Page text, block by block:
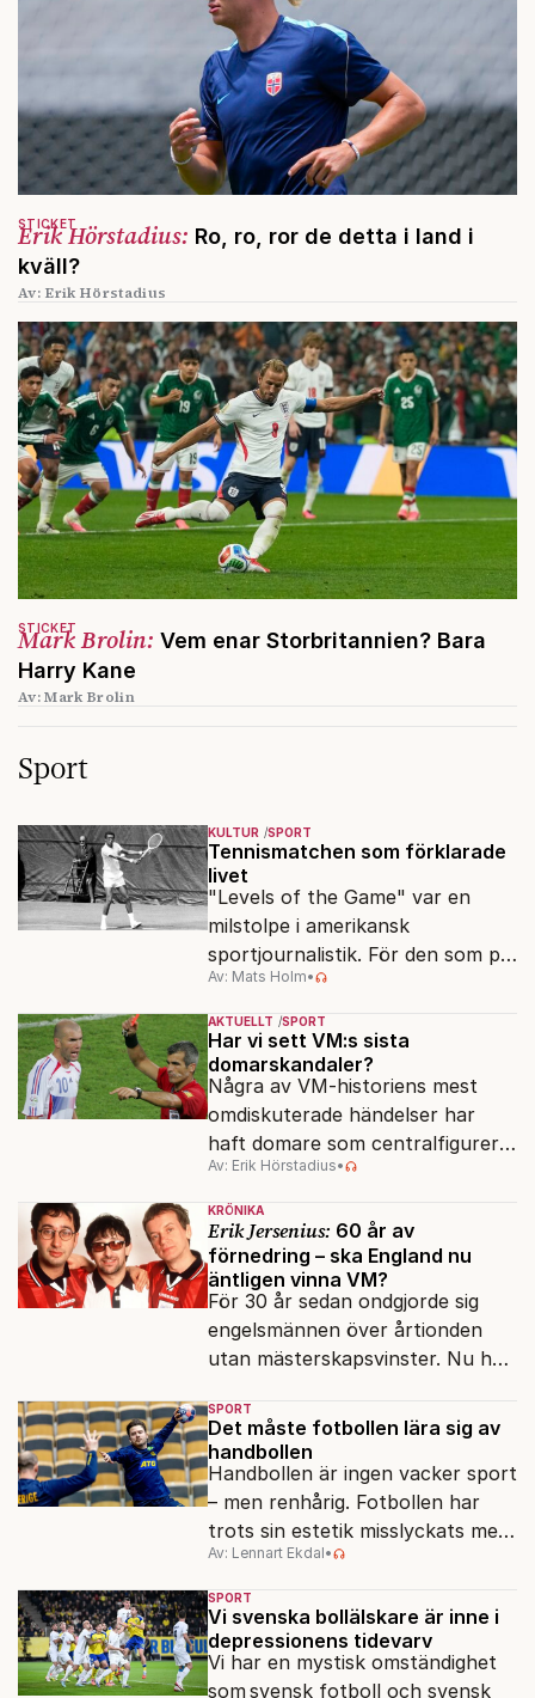
Erik Hörstadius: Ro, ro, ror de detta i land i
kväll?
STICKET
Av: Erik Hörstadius
Mark Brolin: Vem enar Storbritannien? Bara
Harry Kane
STICKET
Av: Mark Brolin
Sport
KULTUR SPORT
Tennismatchen som förklarade
livet
"Levels of the Game" var en
milstolpe i amerikansk
sportjournalistik. För den som på
allvar vill förstå grästennisen i
Wimbledon är den oumbärlig.
Av: Mats Holm•
AKTUELLT SPORT
Har vi sett VM:s sista
domarskandaler?
Några av VM-historiens mest
omdiskuterade händelser har
haft domare som centralfigurer.
Med VAR är den epoken ett
minne blott. På gott och ont.
Av: Erik Hörstadius•
KRÖNIKA
Erik Jersenius: 60 år av
förnedring – ska England nu
äntligen vinna VM?
För 30 år sedan ondgjorde sig
engelsmännen över årtionden
utan mästerskapsvinster. Nu har
aldrig upp hoppet om
guldpokalen.
SPORT
Det måste fotbollen lära sig av
handbollen
Handbollen är ingen vacker sport
– men renhårig. Fotbollen har
trots sin estetik misslyckats med
att skydda spelet från gnäll och
tidsfördriv.
Av: Lennart Ekdal•
SPORT
Vi svenska bollälskare är inne i
depressionens tidevarv
Vi har en mystisk omständighet
som svensk fotboll och svensk